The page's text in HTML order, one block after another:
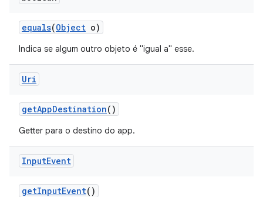
equals(Object o)
Indica se algum outro objeto é "igual a" esse.
Uri
getAppDestination()
Getter para o destino do app.
InputEvent
getInputEvent()